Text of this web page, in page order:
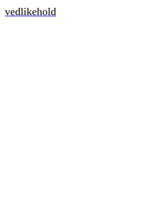
vedlikehold